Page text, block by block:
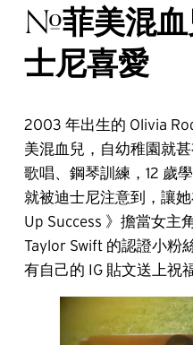
#菲美混
士尼喜愛
2003 年出生的 Olivia
美混血兒，自幼稚園就
歌唱、鋼琴訓練，12 歲
就被迪士尼注意到，讓
Up Success 》擔當女主
Taylor Swift 的認證小粉
有自己的 IG 貼文送上祝福